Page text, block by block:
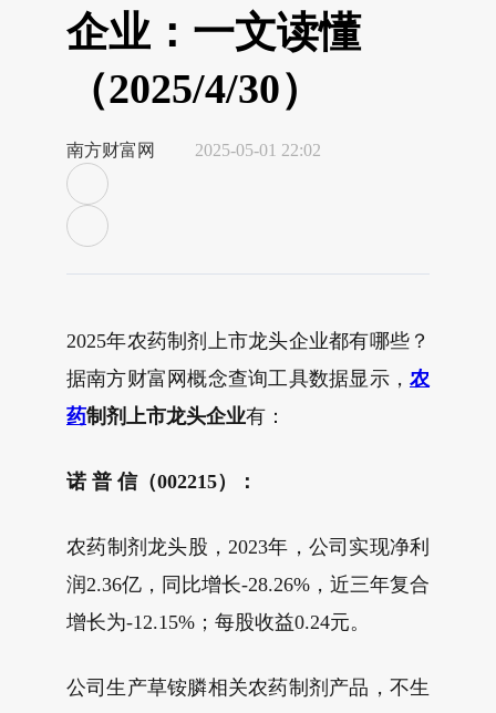
企业：一文读懂
（2025/4/30）
南方财富网 2025-05-01 22:02
2025年农药制剂上市龙头企业都有哪些？
据南方财富网概念查询工具数据显示， 农
药制剂上市龙头企业有：
诺 普 信（002215）：
农药制剂龙头股，2023年，公司实现净利
润2.36亿，同比增长-28.26%，近三年复合
增长为-12.15%；每股收益0.24元。
公司生产草铵膦相关农药制剂产品，不生